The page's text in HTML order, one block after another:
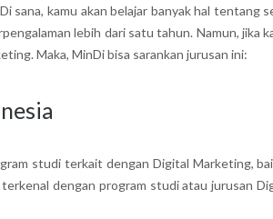
sana, kamu akan belajar banyak hal tentang
lebih dari satu tahun. Namun, jika
Maka, MinDi bisa sarankan jurusan ini:
studi terkait dengan Digital Marketing,
dengan program studi atau jurusan